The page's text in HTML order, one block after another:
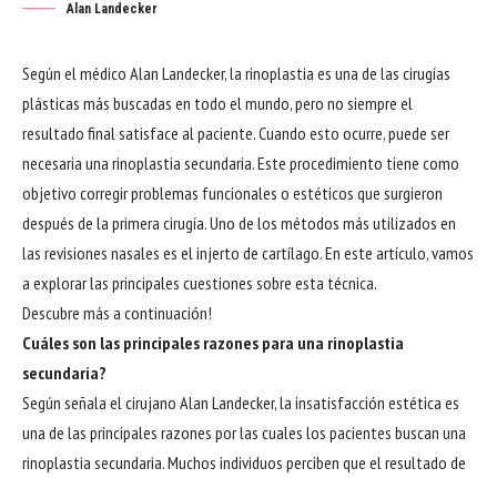
Alan Landecker
Según el médico Alan Landecker, la rinoplastia es una de las cirugías
plásticas más buscadas en todo el mundo, pero no siempre el
resultado final satisface al paciente. Cuando esto ocurre, puede ser
necesaria una rinoplastia secundaria. Este procedimiento tiene como
objetivo corregir problemas funcionales o estéticos que surgieron
después de la primera cirugía. Uno de los métodos más utilizados en
las revisiones nasales es el injerto de cartílago. En este artículo, vamos
a explorar las principales cuestiones sobre esta técnica.
Descubre más a continuación!
Cuáles son las principales razones para una rinoplastia
secundaria?
Según señala el cirujano Alan Landecker, la insatisfacción estética es
una de las principales razones por las cuales los pacientes buscan una
rinoplastia secundaria. Muchos individuos perciben que el resultado de